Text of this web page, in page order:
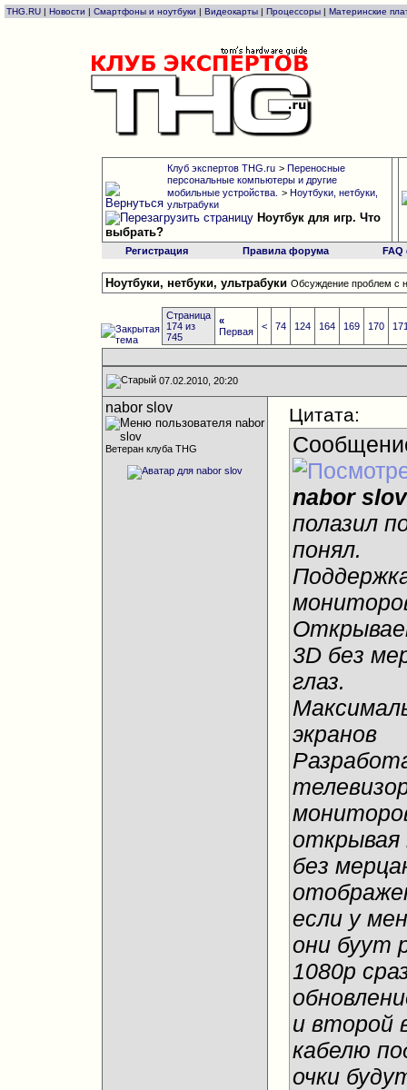
THG.RU | Новости | Смартфоны и ноутбуки | Видеокарты | Процессоры | Материнские
Клуб экспертов THG.ru > Переносные
персональные компьютеры и другие
мобильные устройства. > Ноутбуки, нетбуки,
ультрабуки
Ноутбук для игр. Что
выбрать?
Регистрация Правила форума
Ноутбуки, нетбуки, ультрабуки Обсуждение проблем с
Страница
174 из
745
«
Первая
< 74 124 164 169 170
07.02.2010, 20:20
nabor slov
Ветеран клуба THG
Цитата:
nabor slov
полазил
понял.
3D без
глаз.
экранов
открывая
без
если у
они буут
1080р
и второй
кабелю
очки